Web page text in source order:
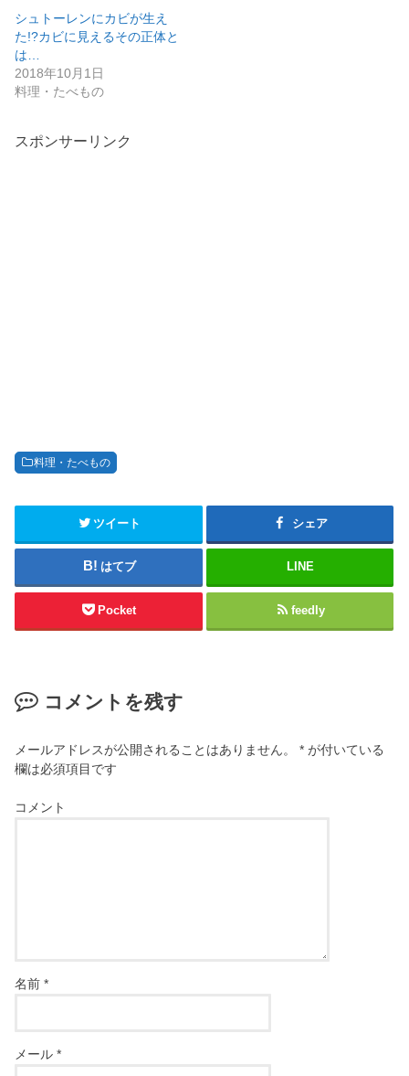
シュトーレンにカビが生え
た!?カビに見えるその正体と
は…
2018年10月1日
料理・たべもの
スポンサーリンク
料理・たべもの
ツイート シェア
はてブ LINE
Pocket feedly
コメントを残す
メールアドレスが公開されることはありません。 * が付いている
欄は必須項目です
コメント
名前*
メール*